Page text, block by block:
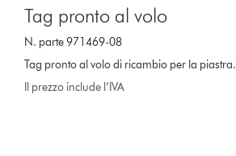
Tag pronto al volo
N. parte 971469-08
Tag pronto al volo di ricambio per la piastra.
Il prezzo include l’IVA